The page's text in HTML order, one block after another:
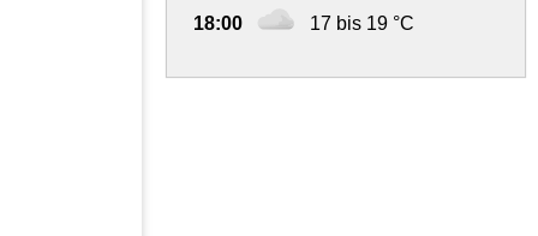
18:00 17 bis 19 °C